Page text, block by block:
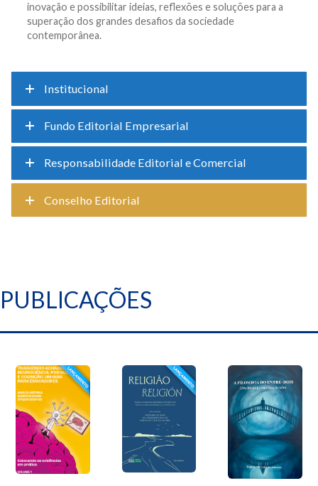
inovação e possibilitar ideias, reflexões e soluções para a
superação dos grandes desafios da sociedade
contemporânea.
Institucional
Fundo Editorial Empresarial
Responsabilidade Editorial e Comercial
Conselho Editorial
PUBLICAÇÕES